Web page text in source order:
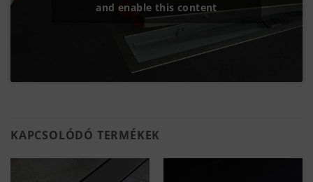
and enable this content
KAPCSOLÓDÓ TERMÉKEK